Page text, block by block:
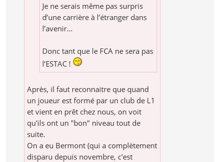
Je ne serais même pas surpris
d’une carrière à l’étranger dans
l’avenir…
Donc tant que le FCA ne sera pas
l’ESTAC !
Après, il faut reconnaitre que quand
un joueur est formé par un club de L1
et vient en prêt chez nous, on voit
qu'ils ont un "bon" niveau tout de
suite.
On a eu Bermont (qui a complètement
disparu depuis novembre, c'est